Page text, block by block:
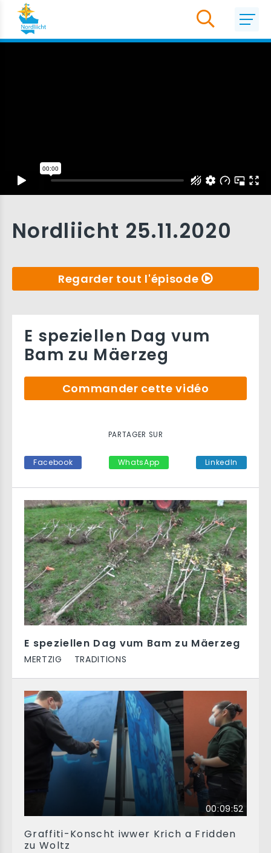
Nordliicht 25.11.2020
Regarder tout l'épisode
E speziellen Dag vum Bam zu Mäerzeg
MERTZIG TRADITIONS
00:09:52
Graffiti-Konscht iwwer Krich a Fridden
zu Woltz
E speziellen Dag vum
Bam zu Mäerzeg
Commander cette vidéo
PARTAGER SUR
Facebook WhatsApp LinkedIn